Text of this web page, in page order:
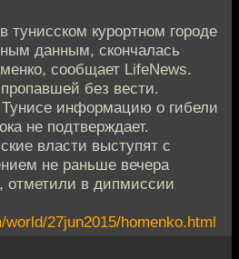
тунисском курортном городе
данным, скончалась
сообщает LifeNews.
без вести.
информацию о гибели
не подтверждает.
власти выступят с
не раньше вечера
отметили в дипмиссии
27jun2015/homenko.html